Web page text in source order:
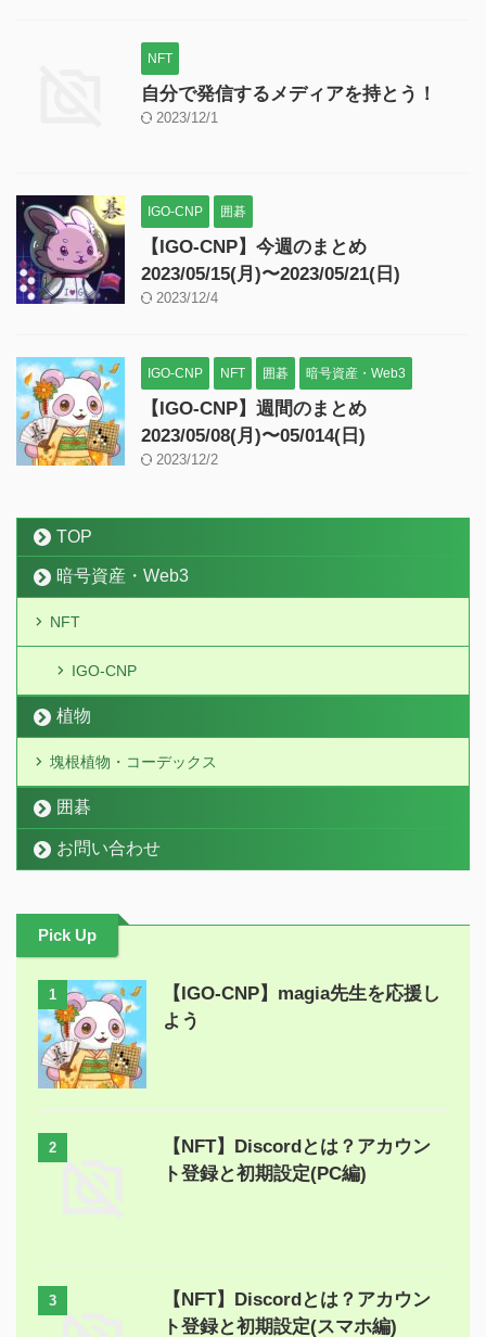
NFT
自分で発信するメディアを持とう！
2023/12/1
IGO-CNP 囲碁
【IGO-CNP】今週のまとめ
2023/05/15(月)〜2023/05/21(日)
2023/12/4
IGO-CNP NFT 囲碁 暗号資産・Web3
【IGO-CNP】週間のまとめ
2023/05/08(月)〜05/014(日)
2023/12/2
TOP
暗号資産・Web3
NFT
IGO-CNP
植物
塊根植物・コーデックス
囲碁
お問い合わせ
Pick Up
1
【IGO-CNP】magia先生を応援し
よう
2
【NFT】Discordとは？アカウン
ト登録と初期設定(PC編)
3
【NFT】Discordとは？アカウン
ト登録と初期設定(スマホ編)